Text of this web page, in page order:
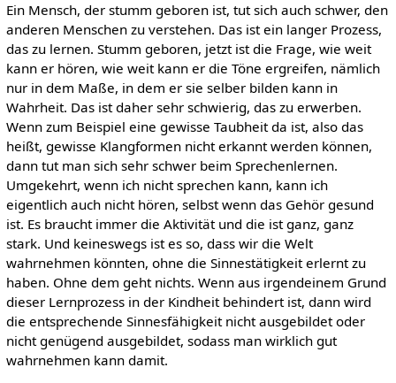
Ein Mensch, der stumm geboren ist, tut sich auch schwer, den
anderen Menschen zu verstehen. Das ist ein langer Prozess,
das zu lernen. Stumm geboren, jetzt ist die Frage, wie weit
kann er hören, wie weit kann er die Töne ergreifen, nämlich
nur in dem Maße, in dem er sie selber bilden kann in
Wahrheit. Das ist daher sehr schwierig, das zu erwerben.
Wenn zum Beispiel eine gewisse Taubheit da ist, also das
heißt, gewisse Klangformen nicht erkannt werden können,
dann tut man sich sehr schwer beim Sprechenlernen.
Umgekehrt, wenn ich nicht sprechen kann, kann ich
eigentlich auch nicht hören, selbst wenn das Gehör gesund
ist. Es braucht immer die Aktivität und die ist ganz, ganz
stark. Und keineswegs ist es so, dass wir die Welt
wahrnehmen könnten, ohne die Sinnestätigkeit erlernt zu
haben. Ohne dem geht nichts. Wenn aus irgendeinem Grund
dieser Lernprozess in der Kindheit behindert ist, dann wird
die entsprechende Sinnesfähigkeit nicht ausgebildet oder
nicht genügend ausgebildet, sodass man wirklich gut
wahrnehmen kann damit.